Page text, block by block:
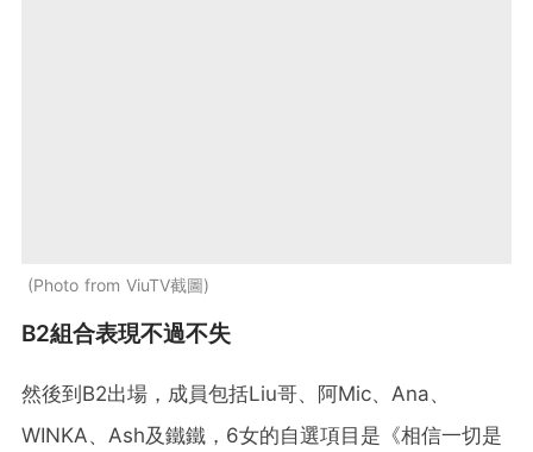
Photo from ViuTV截圖
B2組合表現不過不失
然後到B2出場，成員包括Liu哥、阿Mic、Ana、
WINKA、Ash及鐵鐵，6女的自選項目是《相信一切是